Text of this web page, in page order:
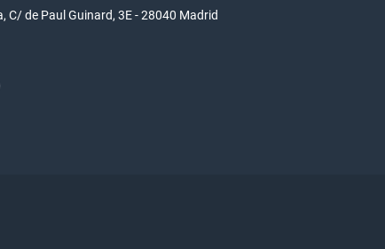
C/ de Paul Guinard, 3E - 28040 Madrid